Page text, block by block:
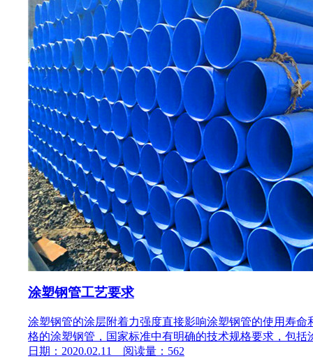
涂塑钢管工艺要求
涂塑钢管的涂层附着力强度直接影响涂塑钢管的使用寿
格的涂塑钢管，国家标准中有明确的技术规格要求，包
日期：2020.02.11 阅读量：562